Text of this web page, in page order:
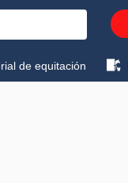
de equitación